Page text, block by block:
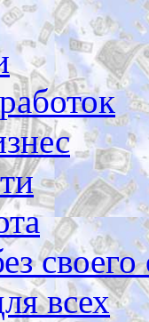
своего
всех